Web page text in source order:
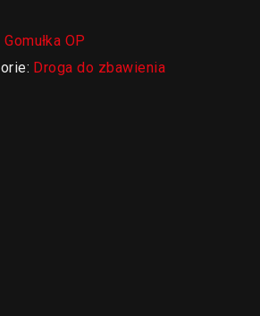
OP
Droga do zbawienia